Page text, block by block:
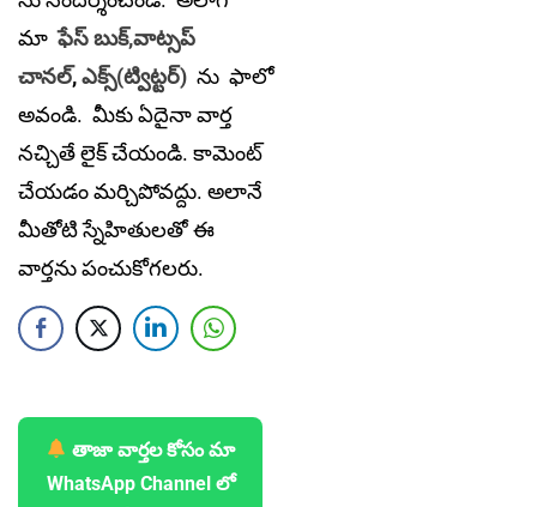
మాఫేస్ బుక్,వాట్సప్
చానల్,ఎక్స్(ట్విట్టర్) ను ఫాలో
అవండి. మీకు ఏదైనా వార్త
నచ్చితే లైక్ చేయండి. కామెంట్
చేయడం మర్చిపోవద్దు. అలానే
మీతోటి స్నేహితులతో ఈ
వార్తను పంచుకోగలరు.
తాజా వార్తల కోసం మా
WhatsApp Channel లో